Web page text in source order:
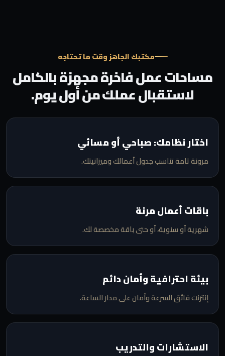
مكتبك الجاهز وقت ما تحتاجه
مساحات عمل فاخرة مجهزة بالكامل
لاستقبال عملك من أول يوم.
اختار نظامك: صباحي أو مسائي
مرونة تامة تناسب جدول أعمالك وميزانيتك.
باقات أعمال مرنة
شهرية أو سنوية، أو حتى باقة مخصصة لك.
بيئة احترافية وأمان دائم
إنترنت فائق السرعة وأمان على مدار الساعة.
الاستشارات والتدريب